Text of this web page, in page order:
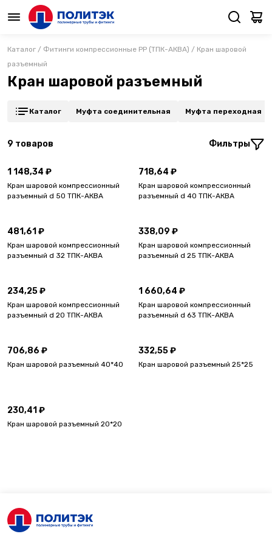
Каталог / Фитинги компрессионные PP (ТПК-АКВА) / Кран шаровой
разъемный
Кран шаровой разъемный
Каталог Муфта соединительная Муфта переходная
9 товаров Фильтры
1 148,34 ₽
Кран шаровой компрессионный
разъемный d 50 ТПК-АКВА
718,64 ₽
Кран шаровой компрессионный
разъемный d 40 ТПК-АКВА
481,61 ₽
Кран шаровой компрессионный
разъемный d 32 ТПК-АКВА
338,09 ₽
Кран шаровой компрессионный
разъемный d 25 ТПК-АКВА
234,25 ₽
Кран шаровой компрессионный
разъемный d 20 ТПК-АКВА
1 660,64 ₽
Кран шаровой компрессионный
разъемный d 63 ТПК-АКВА
706,86 ₽
Кран шаровой разъемный 40*40
332,55 ₽
Кран шаровой разъемный 25*25
230,41 ₽
Кран шаровой разъемный 20*20